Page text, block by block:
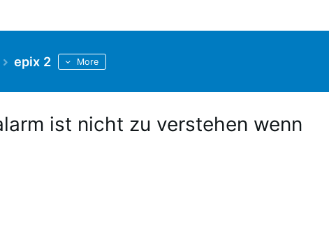
epix 2 More
ist nicht zu verstehen wenn